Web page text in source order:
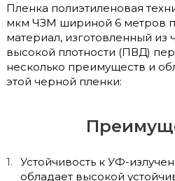
Пленка полиэтиленовая
мкм ЧЗМ шириной 6 метров
материал, изготовленный из
высокой плотности (ПВД)
несколько преимуществ и
этой черной пленки:
Устойчивость к УФ-
обладает высокой